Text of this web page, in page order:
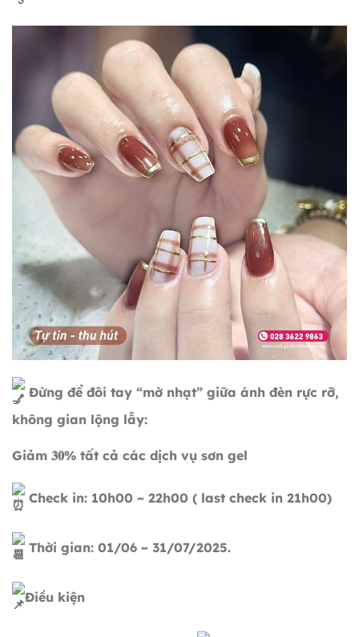
Đừng để đôi tay “mờ nhạt” giữa ánh đèn rực rỡ,
không gian lộng lẫy:
Giảm 𝟑𝟎% tất cả các dịch vụ sơn gel
Check in: 10h00 ~ 22h00 ( last check in 21h00)
Thời gian: 01/06 ~ 31/07/2025.
Điều kiện